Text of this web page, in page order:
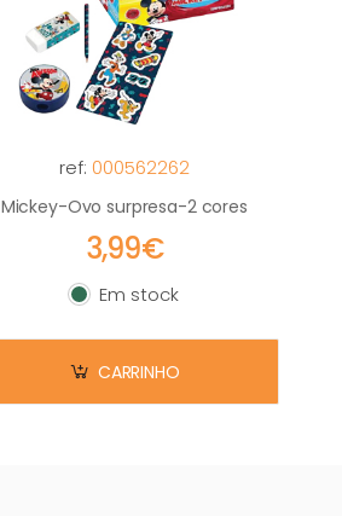
ref: 000562262
Mickey-Ovo surpresa-2 cores
3,99€
Em stock
Em stock
CARRINHO